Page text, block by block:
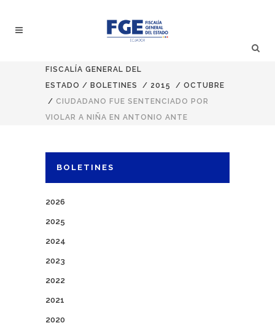
FISCALÍA GENERAL DEL
ESTADO / BOLETINES / 2015 / OCTUBRE
/ CIUDADANO FUE SENTENCIADO POR
VIOLAR A NIÑA EN ANTONIO ANTE
BOLETINES
2026
2025
2024
2023
2022
2021
2020